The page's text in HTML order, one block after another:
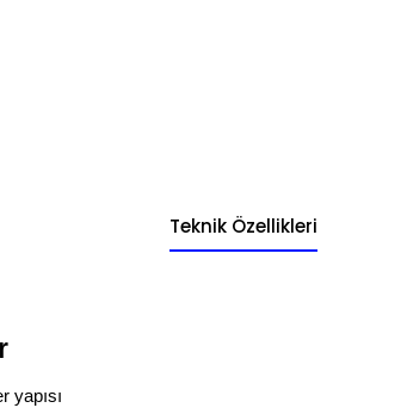
Teknik Özellikleri
yapısı